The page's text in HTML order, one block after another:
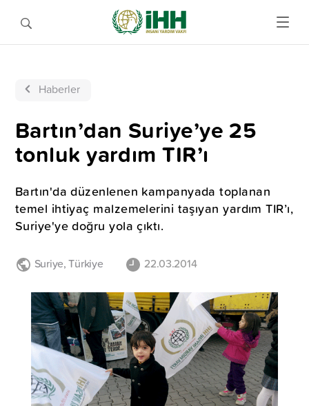
Haberler
Bartın’dan Suriye’ye 25
tonluk yardım TIR’ı
Bartın'da düzenlenen kampanyada toplanan
temel ihtiyaç malzemelerini taşıyan yardım TIR’ı,
Suriye'ye doğru yola çıktı.
Suriye,Türkiye 22.03.2014